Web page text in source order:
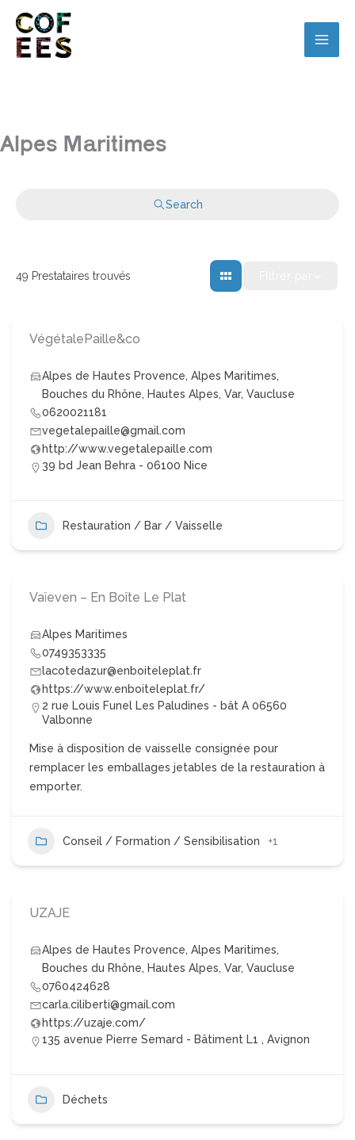
Alpes Maritimes
Search
49 Prestataires trouvés
VégétalePaille&co
Alpes de Hautes Provence, Alpes Maritimes,
Bouches du Rhône, Hautes Alpes, Var, Vaucluse
0620021181
vegetalepaille@gmail.com
http://www.vegetalepaille.com
39 bd Jean Behra - 06100 Nice
Restauration / Bar / Vaisselle
Vaïeven – En Boîte Le Plat
Alpes Maritimes
0749353335
lacotedazur@enboiteleplat.fr
https://www.enboiteleplat.fr/
2 rue Louis Funel Les Paludines - bât A 06560
Valbonne
Mise à disposition de vaisselle consignée pour
remplacer les emballages jetables de la restauration à
emporter.
Conseil / Formation / Sensibilisation +1
UZAJE
Alpes de Hautes Provence, Alpes Maritimes,
Bouches du Rhône, Hautes Alpes, Var, Vaucluse
0760424628
carla.ciliberti@gmail.com
https://uzaje.com/
135 avenue Pierre Semard - Bâtiment L1 , Avignon
Déchets